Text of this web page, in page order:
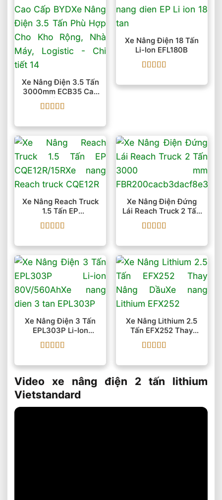
Xe Nâng Điện 3.5 Tấn
3000mm ECB35 Cao
Cấp BYD
hạng55 sao
Xe Nâng Điện 18 Tấn
Li-Ion EFL180B
hạng55 sao
Xe Nâng Reach Truck
1.5 Tấn EP
CQE12R/15R
hạng55 sao
Xe Nâng Điện Đứng
Lái Reach Truck 2 Tấn
3000 Mm FBR20
hạng55 sao
Xe Nâng Điện 3 Tấn
EPL303P Li-Ion
80V/560Ah
hạng55 sao
Xe Nâng Lithium 2.5
Tấn EFX252 Thay
Nâng Dầu
hạng55 sao
Video xe nâng điện 2 tấn lithium
Vietstandard